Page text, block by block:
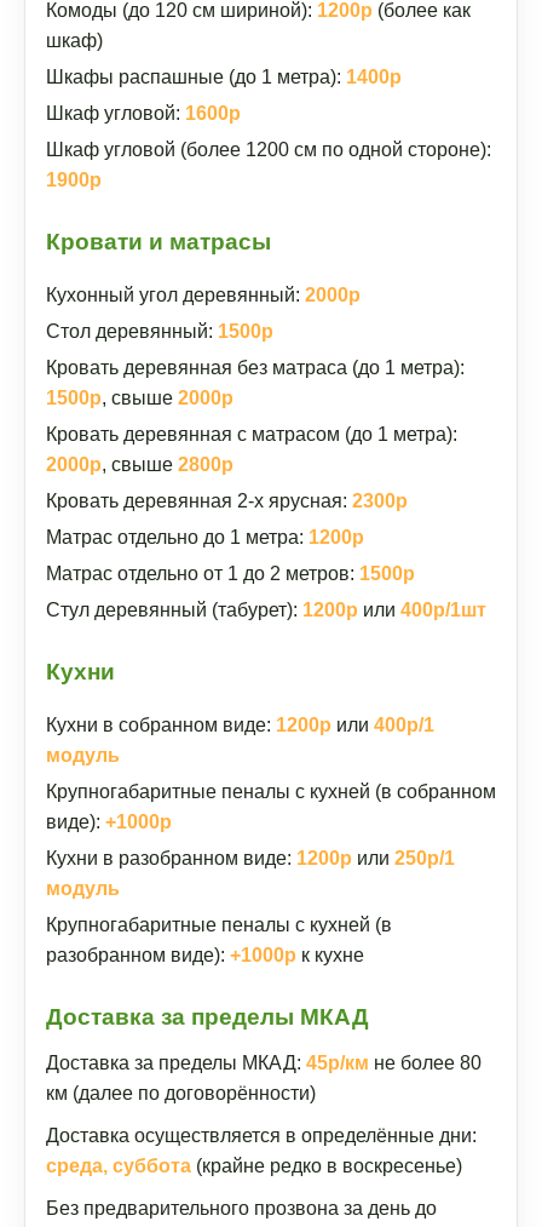
Комоды (до 120 см шириной): 1200р (более как
шкаф)
Шкафы распашные (до 1 метра): 1400р
Шкаф угловой: 1600р
Шкаф угловой (более 1200 см по одной стороне):
1900р
Кровати и матрасы
Кухонный угол деревянный: 2000р
Стол деревянный: 1500р
Кровать деревянная без матраса (до 1 метра):
1500р, свыше 2000р
Кровать деревянная с матрасом (до 1 метра):
2000р, свыше 2800р
Кровать деревянная 2-х ярусная: 2300р
Матрас отдельно до 1 метра: 1200р
Матрас отдельно от 1 до 2 метров: 1500р
Стул деревянный (табурет): 1200р или 400р/1шт
Кухни
Кухни в собранном виде: 1200р или 400р/1
модуль
Крупногабаритные пеналы с кухней (в собранном
виде): +1000р
Кухни в разобранном виде: 1200р или 250р/1
модуль
Крупногабаритные пеналы с кухней (в
разобранном виде): +1000р к кухне
Доставка за пределы МКАД
Доставка за пределы МКАД: 45р/км не более 80
км (далее по договорённости)
Доставка осуществляется в определённые дни:
среда, суббота (крайне редко в воскресенье)
Без предварительного прозвона за день до